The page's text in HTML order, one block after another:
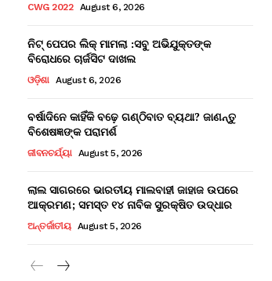
CWG 2022 August 6, 2026
ନିଟ୍ ପେପର ଲିକ୍ ମାମଲା :ସବୁ ଅଭିଯୁକ୍ତଙ୍କ
ବିରୋଧରେ ଚାର୍ଜସିଟ ଦାଖଲ
ଓଡ଼ିଶା August 6, 2026
ବର୍ଷାଦିନେ କାହିଁକି ବଢ଼େ ଗଣ୍ଠିବାତ ବ୍ୟଥା? ଜାଣନ୍ତୁ
ବିଶେଷଜ୍ଞଙ୍କ ପରାମର୍ଶ
ଜୀବନଚର୍ଯ୍ୟା August 5, 2026
ଲାଲ ସାଗରରେ ଭାରତୀୟ ମାଲବାହୀ ଜାହାଜ ଉପରେ
ଆକ୍ରମଣ; ସମସ୍ତ ୧୪ ନାବିକ ସୁରକ୍ଷିତ ଉଦ୍ଧାର
ଅନ୍ତର୍ଜାତୀୟ August 5, 2026